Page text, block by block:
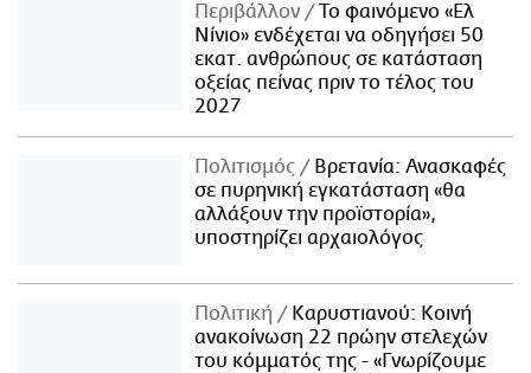
Περιβάλλον
Το φαινόμενο «Ελ
Νίνιο» ενδέχεται να οδηγήσει 50
εκατ. ανθρώπους σε κατάσταση
οξείας πείνας πριν το τέλος του
2027
Πολιτισμός
Βρετανία: Ανασκαφές
σε πυρηνική εγκατάσταση «θα
αλλάξουν την προϊστορία»,
υποστηρίζει αρχαιολόγος
Πολιτική
Καρυστιανού: Κοινή
ανακοίνωση 22 πρώην στελεχών
του κόμματός της - «Γνωρίζουμε